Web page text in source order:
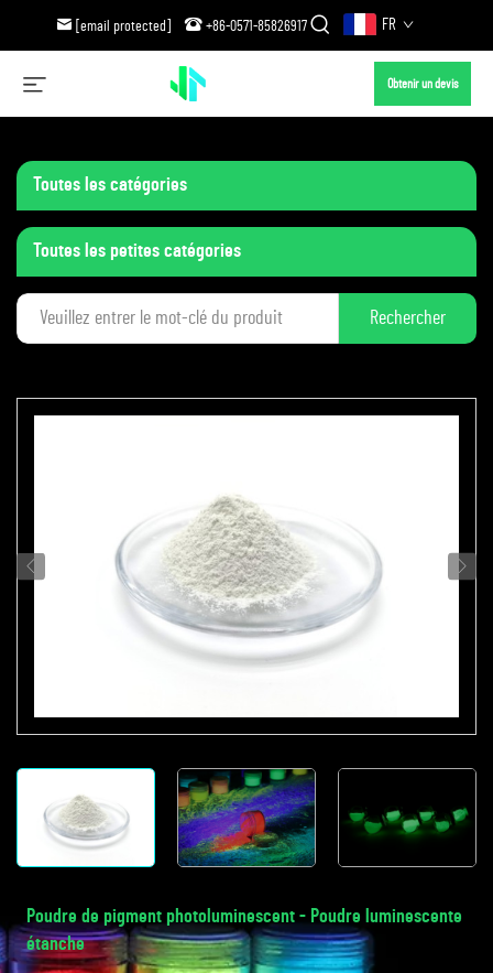
[email protected] +86-0571-85826917 FR
Obtenir un devis
Toutes les catégories
Toutes les petites catégories
Rechercher
Poudre de pigment photoluminescent - Poudre luminescente
étanche